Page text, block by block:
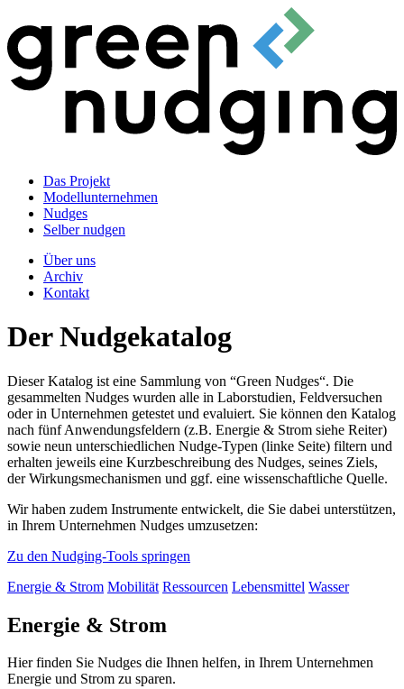
Das Projekt
Modellunternehmen
Nudges
Selber nudgen
Über uns
Archiv
Kontakt
Der Nudgekatalog
Dieser Katalog ist eine Sammlung von “Green Nudges“. Die
gesammelten Nudges wurden alle in Laborstudien, Feldversuchen
oder in Unternehmen getestet und evaluiert. Sie können den Katalog
nach fünf Anwendungsfeldern (z.B. Energie & Strom siehe Reiter)
sowie neun unterschiedlichen Nudge-Typen (linke Seite) filtern und
erhalten jeweils eine Kurzbeschreibung des Nudges, seines Ziels,
der Wirkungsmechanismen und ggf. eine wissenschaftliche Quelle.
Wir haben zudem Instrumente entwickelt, die Sie dabei unterstützen,
in Ihrem Unternehmen Nudges umzusetzen:
Zu den Nudging-Tools springen
Energie & Strom Mobilität Ressourcen Lebensmittel Wasser
Energie & Strom
Hier finden Sie Nudges die Ihnen helfen, in Ihrem Unternehmen
Energie und Strom zu sparen.